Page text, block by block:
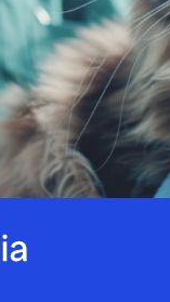
Maladie de Lyme
comprendre...
publié le 29 mai 2025 par Christophe
pour comprendre et...